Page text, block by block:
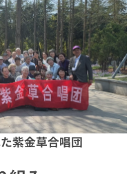
紫金草合唱団